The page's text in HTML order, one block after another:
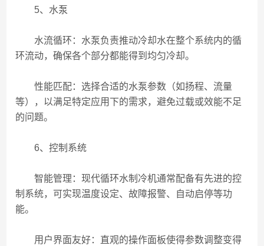
5、水泵
水流循环：水泵负责推动冷却水在整个系统内的循
环流动，确保各个部分都能得到均匀冷却。
性能匹配：选择合适的水泵参数（如扬程、流量
等），以满足特定应用下的需求，避免过载或效能不足
的问题。
6、控制系统
智能管理：现代循环水制冷机通常配备有先进的控
制系统，可实现温度设定、故障报警、自动启停等功
能。
用户界面友好：直观的操作面板使得参数调整变得